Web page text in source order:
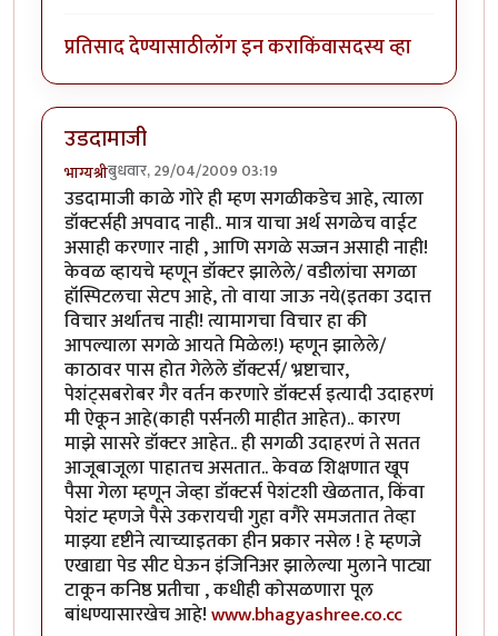
प्रतिसाद देण्यासाठीलॉग इन कराकिंवासदस्य व्हा
उडदामाजी
भाग्यश्रीबुधवार, 29/04/2009 03:19
उडदामाजी काळे गोरे ही म्हण सगळीकडेच आहे, त्याला
डॉक्टर्सही अपवाद नाही.. मात्र याचा अर्थ सगळेच वाईट
असाही करणार नाही , आणि सगळे सज्जन असाही नाही!
केवळ व्हायचे म्हणून डॉक्टर झालेले/ वडीलांचा सगळा
हॉस्पिटलचा सेटप आहे, तो वाया जाऊ नये(इतका उदात्त
विचार अर्थातच नाही! त्यामागचा विचार हा की
आपल्याला सगळे आयते मिळेल!) म्हणून झालेले/
काठावर पास होत गेलेले डॉक्टर्स/ भ्रष्टाचार,
पेशंट्सबरोबर गैर वर्तन करणारे डॉक्टर्स इत्यादी उदाहरणं
मी ऐकून आहे(काही पर्सनली माहीत आहेत).. कारण
माझे सासरे डॉक्टर आहेत.. ही सगळी उदाहरणं ते सतत
आजूबाजूला पाहातच असतात.. केवळ शिक्षणात खूप
पैसा गेला म्हणून जेव्हा डॉक्टर्स पेशंटशी खेळतात, किंवा
पेशंट म्हणजे पैसे उकरायची गुहा वगैरे समजतात तेव्हा
माझ्या दृष्टीने त्याच्याइतका हीन प्रकार नसेल ! हे म्हणजे
एखाद्या पेड सीट घेऊन इंजिनिअर झालेल्या मुलाने पाट्या
टाकून कनिष्ठ प्रतीचा , कधीही कोसळणारा पूल
बांधण्यासारखेच आहे!www.bhagyashree.co.cc